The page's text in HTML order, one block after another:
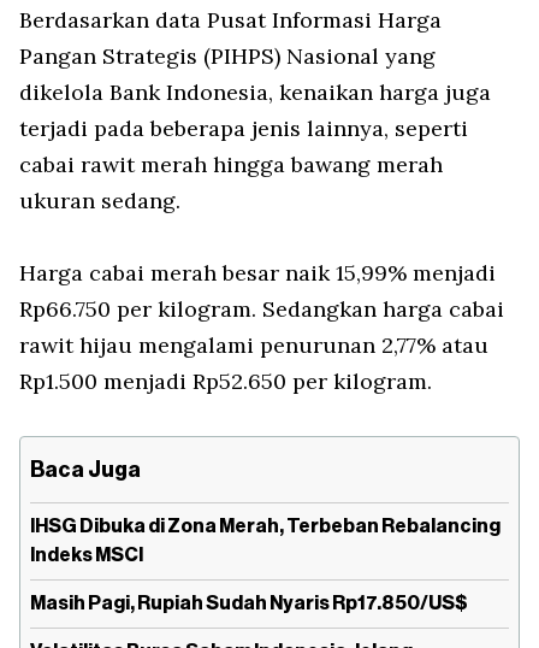
Berdasarkan data Pusat Informasi Harga
Pangan Strategis (PIHPS) Nasional yang
dikelola Bank Indonesia, kenaikan harga juga
terjadi pada beberapa jenis lainnya, seperti
cabai rawit merah hingga bawang merah
ukuran sedang.
Harga cabai merah besar naik 15,99% menjadi
Rp66.750 per kilogram. Sedangkan harga cabai
rawit hijau mengalami penurunan 2,77% atau
Rp1.500 menjadi Rp52.650 per kilogram.
Baca Juga
IHSG Dibuka di Zona Merah, Terbeban Rebalancing
Indeks MSCI
Masih Pagi, Rupiah Sudah Nyaris Rp17.850/US$